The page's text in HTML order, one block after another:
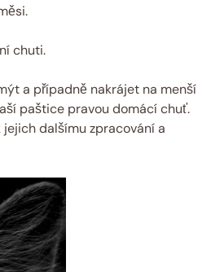
chuti.
a případně nakrájet na menší
paštice pravou domácí chuť.
dalšímu zpracování a